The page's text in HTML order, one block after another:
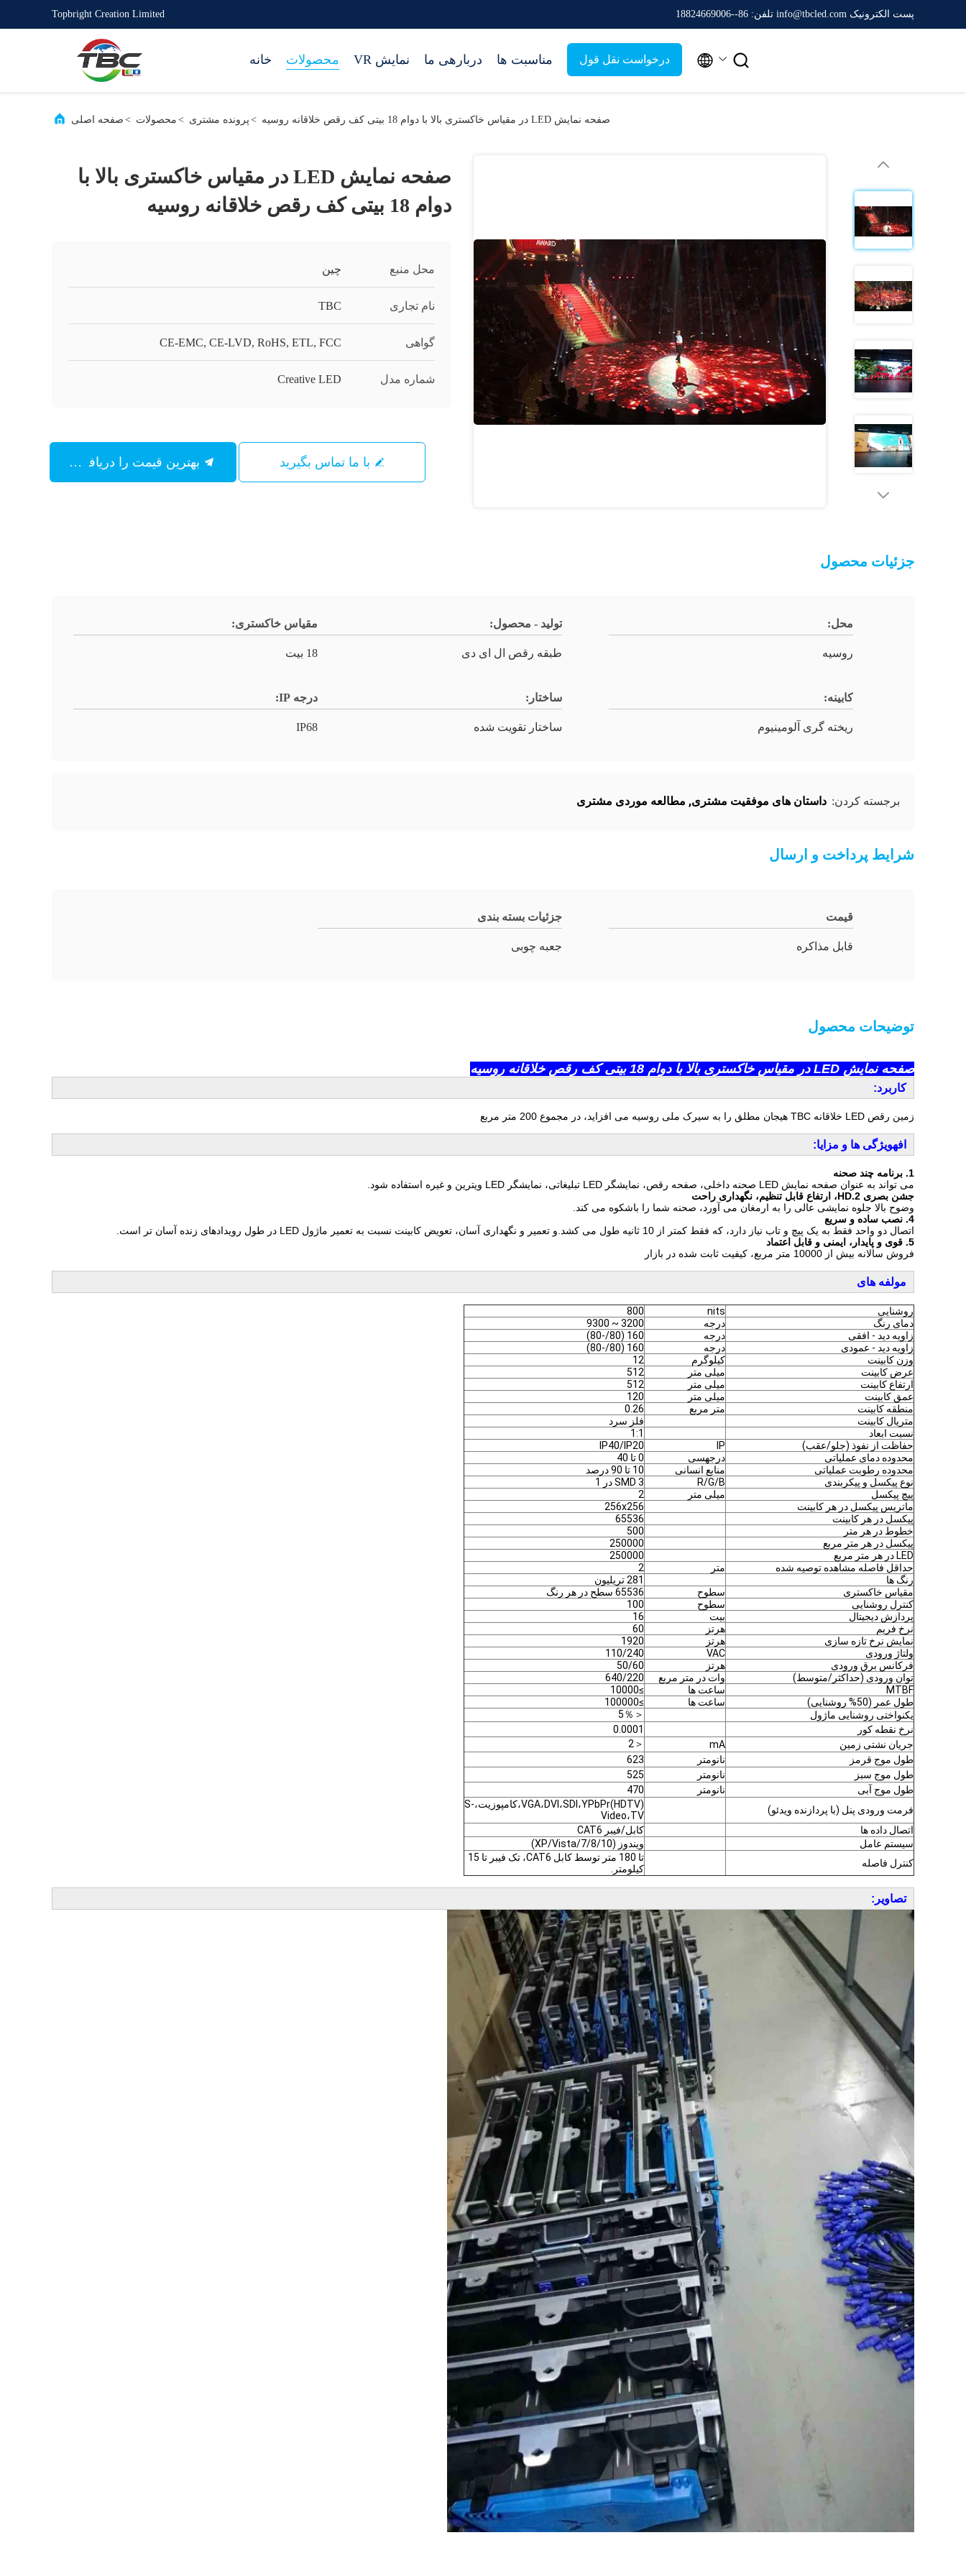
Topbright Creation Limited پست الکترونیک info@tbcled.com تلفن: 86--18824669006
خانه محصولات نمایش VR دربارهی ما مناسبت ها درخواست نقل قول  
صفحه اصلی > محصولات > پرونده مشتری > صفحه نمایش LED در مقیاس خاکستری بالا با دوام 18 بیتی کف رقص خلاقانه روسیه
صفحه نمایش LED در مقیاس خاکستری بالا با
دوام 18 بیتی کف رقص خلاقانه روسیه
محل منبع چین
نام تجاری TBC
گواهی CE-EMC, CE-LVD, RoHS, ETL, FCC
شماره مدل Creative LED
با ما تماس بگیرید
جزئیات محصول
محل:
روسیه
تولید - محصول:
طبقه رقص ال ای دی
مقیاس خاکستری:
18 بیت
کابینه:
ریخته گری آلومینیوم
ساختار:
ساختار تقویت شده
درجه IP:
IP68
برجسته کردن: داستان های موفقیت مشتری, مطالعه موردی مشتری
شرایط پرداخت و ارسال
قیمت
قابل مذاکره
جزئیات بسته بندی
جعبه چوبی
توضیحات محصول
صفحه نمایش LED در مقیاس خاکستری بالا با دوام 18 بیتی کف رقص خلاقانه روسیه
کاربرد:
زمین رقص LED خلاقانه TBC هیجان مطلق را به سیرک ملی روسیه می افزاید، در مجموع 200 متر مربع
افهویژگی ها و مزایا:
1. برنامه چند صحنه
می تواند به عنوان صفحه نمایش LED صحنه داخلی، صفحه رقص، نمایشگر LED تبلیغاتی، نمایشگر LED ویترین و غیره استفاده شود.
جشن بصری 2.HD، ارتفاع قابل تنظیم، نگهداری راحت
وضوح بالا جلوه نمایشی عالی را به ارمغان می آورد، صحنه شما را باشکوه می کند.
4. نصب ساده و سریع
اتصال دو واحد فقط به یک پیچ و تاب نیاز دارد، که فقط کمتر از 10 ثانیه طول می کشد.و تعمیر و نگهداری آسان، تعویض کابینت نسبت به تعمیر ماژول LED در طول رویدادهای زنده آسان تر است.
5. قوی و پایدار، ایمنی و قابل اعتماد
فروش سالانه بیش از 10000 متر مربع، کیفیت ثابت شده در بازار
مولفه های
روشنایی nits
800
دمای رنگ
درجه
3200 ~ 9300
زاویه دید - افقی
درجه
160 (80/-80)
زاویه دید - عمودی
درجه
160 (80/-80)
وزن کابینت
کیلوگرم
12
عرض کابینت
میلی متر
512
ارتفاع کابینت
میلی متر
512
عمق کابینت
میلی متر
120
منطقه کابینت
متر مربع
0.26
متریال کابینت
فلز سرد
نسبت ابعاد
1:1
حفاظت از نفوذ (جلو/عقب)
IP
IP40/IP20
محدوده دمای عملیاتی
درجهسی
0 تا 40
محدوده رطوبت عملیاتی
منابع انسانی
10 تا 90 درصد
نوع پیکسل و پیکربندی
R/G/B
SMD 3 در 1
پیچ پیکسل
میلی متر
2
ماتریس پیکسل در هر کابینت
256x256
پیکسل در هر کابینت
65536
خطوط در هر متر
500
پیکسل در هر متر مربع
250000
LED در هر متر مربع
250000
حداقل فاصله مشاهده توصیه شده
متر
2
رنگ ها
281 تریلیون
مقیاس خاکستری
سطوح
65536 سطح در هر رنگ
کنترل روشنایی
سطوح
100
پردازش دیجیتال
بیت
16
نرخ فریم
هرتز
60
نمایش نرخ تازه سازی
هرتز
1920
ولتاژ ورودی
VAC
110/240
فرکانس برق ورودی
هرتز
50/60
توان ورودی (حداکثر/متوسط)
وات در متر مربع
640/220
MTBF
ساعت ها
≥10000
طول عمر (50% روشنایی)
ساعت ها
≥100000
یکنواختی روشنایی ماژول
＜5％
نرخ نقطه کور
0.0001
جریان نشتی زمین
mA
＜2
طول موج قرمز
نانومتر
623
طول موج سبز
نانومتر
525
طول موج آبی
نانومتر
470
فرمت ورودی پنل (با پردازنده ویدئو)
VGA،DVI،SDI،YPbPr(HDTV)،کامپوزیت،S-
Video،TV
اتصال داده ها
کابل/فیبر CAT6
سیستم عامل
ویندوز (XP/Vista/7/8/10)
کنترل فاصله
تا 180 متر توسط کابل CAT6، تک فیبر تا 15
کیلومتر.
تصاویر: